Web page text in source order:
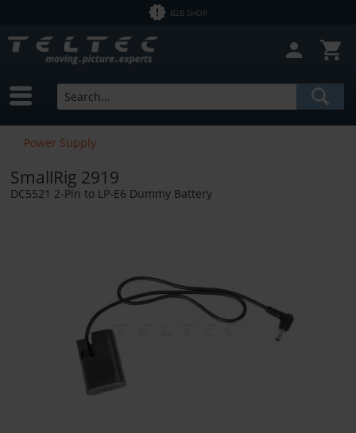
B2B SHOP
Power Supply
SmallRig 2919
DC5521 2-Pin to LP-E6 Dummy Battery